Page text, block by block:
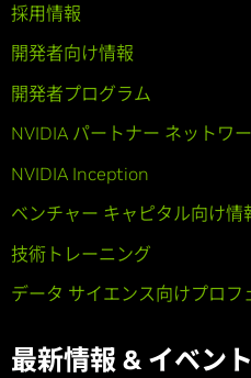
採用情報
開発者向け情報
開発者プログラム
NVIDIA パートナー ネットワ
NVIDIA Inception
ベンチャー キャピタル向け情
技術トレーニング
データ サイエンス向けプロフ
最新情報 & イベント